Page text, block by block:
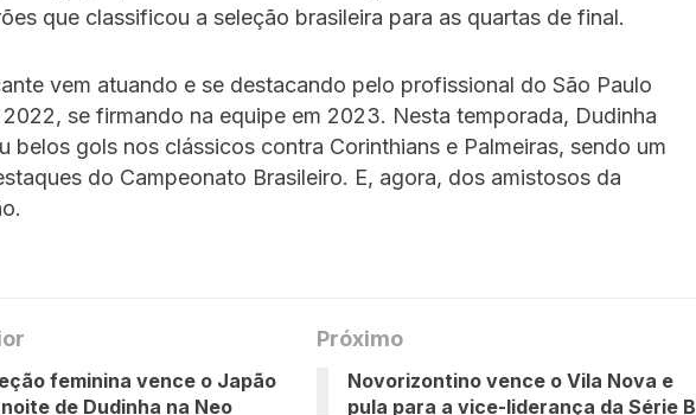
que classificou a seleção brasileira para as quartas de final.
vem atuando e se destacando pelo profissional do São Paulo
se firmando na equipe em 2023. Nesta temporada, Dudinha
belos gols nos clássicos contra Corinthians e Palmeiras, sendo um
do Campeonato Brasileiro. E, agora, dos amistosos da
feminina vence o Japão
de Dudinha na Neo
Próximo
Novorizontino vence o Vila Nova e
pula para a vice-liderança da Série B